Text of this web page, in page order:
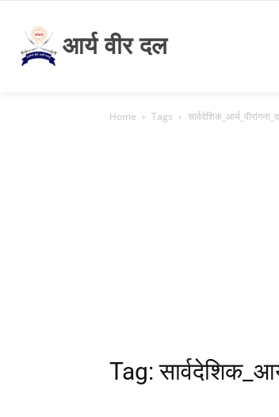
आर्य वीर दल
Home Tags
Tag: